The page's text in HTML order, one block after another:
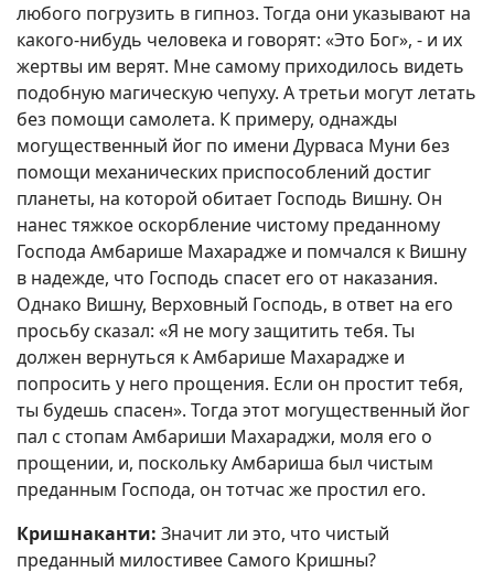
любого погрузить в гипноз. Тогда они указывают на
какого-нибудь человека и говорят: «Это Бог», - и их
жертвы им верят. Мне самому приходилось видеть
подобную магическую чепуху. А третьи могут летать
без помощи самолета. К примеру, однажды
могущественный йог по имени Дурваса Муни без
помощи механических приспособлений достиг
планеты, на которой обитает Господь Вишну. Он
нанес тяжкое оскорбление чистому преданному
Господа Амбарише Махарадже и помчался к Вишну
в надежде, что Господь спасет его от наказания.
Однако Вишну, Верховный Господь, в ответ на его
просьбу сказал: «Я не могу защитить тебя. Ты
должен вернуться к Амбарише Махарадже и
попросить у него прощения. Если он простит тебя,
ты будешь спасен». Тогда этот могущественный йог
пал с стопам Амбариши Махараджи, моля его о
прощении, и, поскольку Амбариша был чистым
преданным Господа, он тотчас же простил его.
Кришнаканти: Значит ли это, что чистый
преданный милостивее Самого Кришны?